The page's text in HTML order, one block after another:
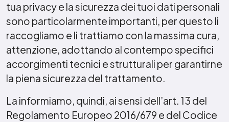
tua privacy e la sicurezza dei tuoi dati personali
sono particolarmente importanti, per questo li
raccogliamo e li trattiamo con la massima cura,
attenzione, adottando al contempo specifici
accorgimenti tecnici e strutturali per garantirne
la piena sicurezza del trattamento.
La informiamo, quindi, ai sensi dell’art. 13 del
Regolamento Europeo 2016/679 e del Codice